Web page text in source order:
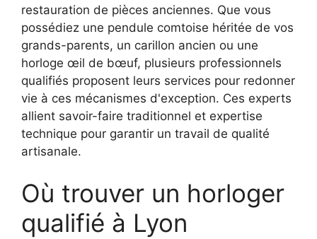
restauration de pièces anciennes. Que vous
possédiez une pendule comtoise héritée de vos
grands-parents, un carillon ancien ou une
horloge œil de bœuf, plusieurs professionnels
qualifiés proposent leurs services pour redonner
vie à ces mécanismes d'exception. Ces experts
allient savoir-faire traditionnel et expertise
technique pour garantir un travail de qualité
artisanale.
Où trouver un horloger
qualifié à Lyon